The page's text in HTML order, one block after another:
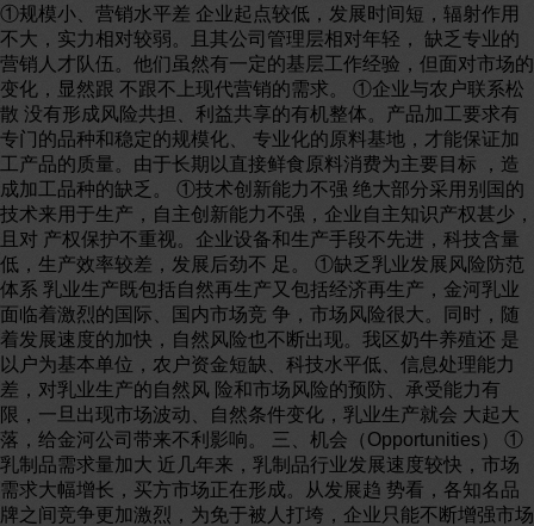
①规模小、营销水平差 企业起点较低，发展时间短，辐射作用
不大，实力相对较弱。且其公司管理层相对年轻， 缺乏专业的
营销人才队伍。他们虽然有一定的基层工作经验，但面对市场的
变化，显然跟 不跟不上现代营销的需求。 ①企业与农户联系松
散 没有形成风险共担、利益共享的有机整体。产品加工要求有
专门的品种和稳定的规模化、 专业化的原料基地，才能保证加
工产品的质量。由于长期以直接鲜食原料消费为主要目标 ，造
成加工品种的缺乏。 ①技术创新能力不强 绝大部分采用别国的
技术来用于生产，自主创新能力不强，企业自主知识产权甚少，
且对 产权保护不重视。企业设备和生产手段不先进，科技含量
低，生产效率较差，发展后劲不 足。 ①缺乏乳业发展风险防范
体系 乳业生产既包括自然再生产又包括经济再生产，金河乳业
面临着激烈的国际、国内市场竞 争，市场风险很大。同时，随
着发展速度的加快，自然风险也不断出现。我区奶牛养殖还 是
以户为基本单位，农户资金短缺、科技水平低、信息处理能力
差，对乳业生产的自然风 险和市场风险的预防、承受能力有
限，一旦出现市场波动、自然条件变化，乳业生产就会 大起大
落，给金河公司带来不利影响。 三、机会（Opportunities） ①
乳制品需求量加大 近几年来，乳制品行业发展速度较快，市场
需求大幅增长，买方市场正在形成。从发展趋 势看，各知名品
牌之间竞争更加激烈，为免于被人打垮，企业只能不断增强市场